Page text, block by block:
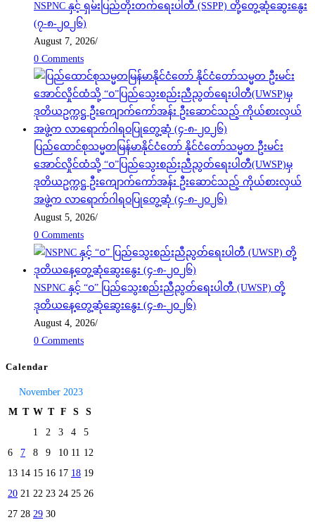
NSPNC နှင့် ရှမ်းပြည်တိုးတက်ရေးပါတီ (SSPP) တို့တွေ့ဆုံဆွေးနွေး
(၇-၈-၂၀၂၆)
August 7, 2026/
0 Comments
ပြည်ထောင်စုသမ္မတမြန်မာနိုင်ငံတော် နိုင်ငံတော်သမ္မတ ဦးမင်း
အောင်လှိုင်ထံသို့ “ဝ”ပြည်သွေးစည်းညီညွတ်ရေးပါတီ(UWSP)မှ
ဒုတိယဥက္ကဋ္ဌ ဦးကျောက်ကော်အန်း ဦးဆောင်သည့် ကိုယ်စားလှယ်
အဖွဲ့က လာရောက်ဂါရဝပြုတွေ့ဆုံ (၄-၈-၂၀၂၆)
August 5, 2026/
0 Comments
NSPNC နှင့် “ဝ” ပြည်သွေးစည်းညီညွတ်ရေးပါတီ (UWSP) တို့
ဒုတိယနေ့တွေ့ဆုံဆွေးနွေး (၄-၈-၂၀၂၆)
August 4, 2026/
0 Comments
Calendar
November 2023
M T W T F S
S
1
2 3 4
5
6
7 8 9 10 11 12
13 14 15 16 17 18 19
20 21 22 23 24 25 26
27 28 29 30